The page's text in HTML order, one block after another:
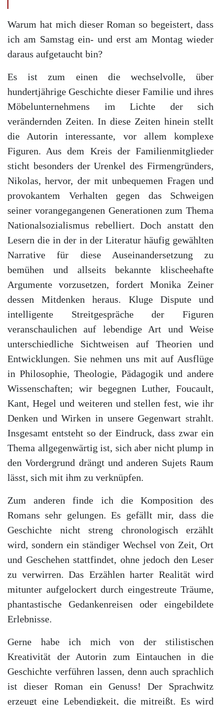
Warum hat mich dieser Roman so begeistert, dass
ich am Samstag ein- und erst am Montag wieder
daraus aufgetaucht bin?
Es ist zum einen die wechselvolle, über
hundertjährige Geschichte dieser Familie und ihres
Möbelunternehmens im Lichte der sich
verändernden Zeiten. In diese Zeiten hinein stellt
die Autorin interessante, vor allem komplexe
Figuren. Aus dem Kreis der Familienmitglieder
sticht besonders der Urenkel des Firmengründers,
Nikolas, hervor, der mit unbequemen Fragen und
provokantem Verhalten gegen das Schweigen
seiner vorangegangenen Generationen zum Thema
Nationalsozialismus rebelliert. Doch anstatt den
Lesern die in der in der Literatur häufig gewählten
Narrative für diese Auseinandersetzung zu
bemühen und allseits bekannte klischeehafte
Argumente vorzusetzen, fordert Monika Zeiner
dessen Mitdenken heraus. Kluge Dispute und
intelligente Streitgespräche der Figuren
veranschaulichen auf lebendige Art und Weise
unterschiedliche Sichtweisen auf Theorien und
Entwicklungen. Sie nehmen uns mit auf Ausflüge
in Philosophie, Theologie, Pädagogik und andere
Wissenschaften; wir begegnen Luther, Foucault,
Kant, Hegel und weiteren und stellen fest, wie ihr
Denken und Wirken in unsere Gegenwart strahlt.
Insgesamt entsteht so der Eindruck, dass zwar ein
Thema allgegenwärtig ist, sich aber nicht plump in
den Vordergrund drängt und anderen Sujets Raum
lässt, sich mit ihm zu verknüpfen.
Zum anderen finde ich die Komposition des
Romans sehr gelungen. Es gefällt mir, dass die
Geschichte nicht streng chronologisch erzählt
wird, sondern ein ständiger Wechsel von Zeit, Ort
und Geschehen stattfindet, ohne jedoch den Leser
zu verwirren. Das Erzählen harter Realität wird
mitunter aufgelockert durch eingestreute Träume,
phantastische Gedankenreisen oder eingebildete
Erlebnisse.
Gerne habe ich mich von der stilistischen
Kreativität der Autorin zum Eintauchen in die
Geschichte verführen lassen, denn auch sprachlich
ist dieser Roman ein Genuss! Der Sprachwitz
erzeugt eine Lebendigkeit, die mitreißt. Es wird